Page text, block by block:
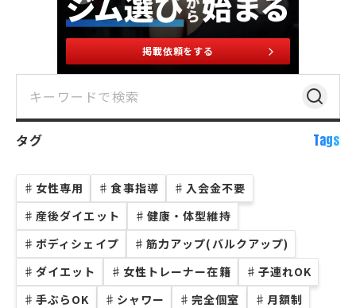
掲載依頼をする
タグ Tags
♯ 女性専用 ♯ 食事指導 ♯ 入会金不要
♯ 産後ダイエット ♯ 健康・体型維持
♯ ボディシェイプ ♯ 筋力アップ(バルクアップ)
♯ ダイエット ♯ 女性トレーナー在籍 ♯ 子連れOK
♯ 手ぶらOK ♯ シャワー ♯ 完全個室 ♯ 月額制